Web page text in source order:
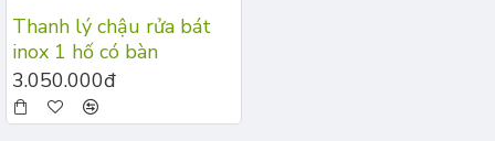
Thanh lý chậu rửa bát
inox 1 hố có bàn
3.050.000đ